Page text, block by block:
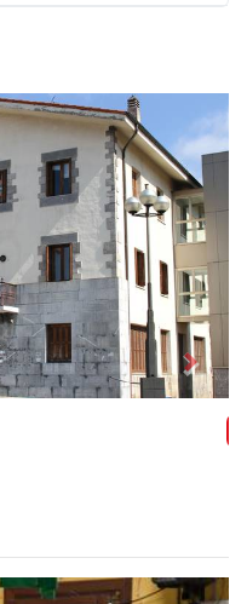
Next